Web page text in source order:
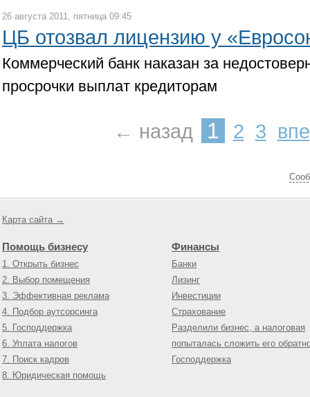
26 августа 2011, пятница 09:45
ЦБ отозвал лицензию у
Коммерческий банк наказан за
просрочки выплат кредиторам
← назад 1 2 3
Карта сайта →
Помощь бизнесу
1. Открыть бизнес
2. Выбор помещения
3. Эффективная реклама
4. Подбор аутсорсинга
5. Господдержка
6. Уплата налогов
7. Поиск кадров
8. Юридическая помощь
Финансы
Банки
Лизинг
Инвестиции
Страхование
Разделили бизнес, а налоговая
попыталась сложить его
Господдержка